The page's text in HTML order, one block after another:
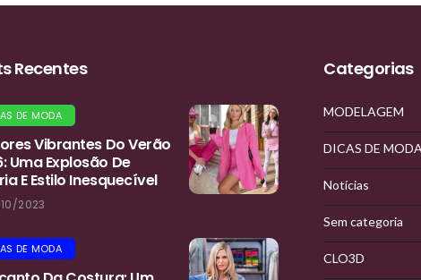
Recentes
DE MODA
Vibrantes Do Verão
Uma Explosão De
E Estilo Inesquecível
2023
DE MODA
Categorias
MODELAGEM
DICAS DE MODA
Notícias
Sem categoria
CLO3D